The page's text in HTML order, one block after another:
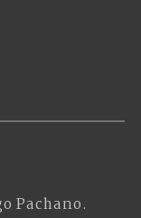
Pachano.